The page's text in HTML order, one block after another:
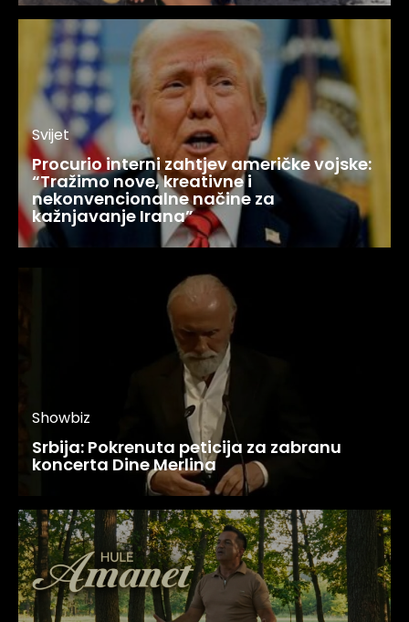
Svijet
Procurio interni zahtjev američke vojske:
“Tražimo nove, kreativne i
nekonvencionalne načine za
kažnjavanje Irana”
Showbiz
Srbija: Pokrenuta peticija za zabranu
koncerta Dine Merlina